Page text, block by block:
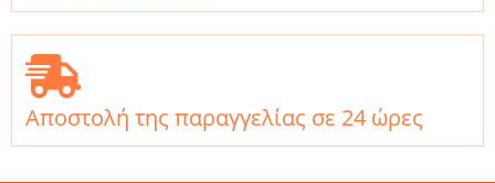
Αποστολή της παραγγελίας σε 24 ώρες